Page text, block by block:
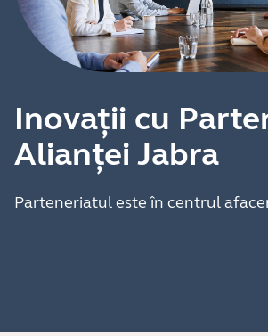
Inovații cu
Alianței Jabra
Parteneriatul este în centrul